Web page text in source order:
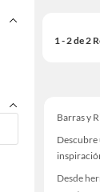
1 - 2 de 2
Barras y
Descubre
Desde